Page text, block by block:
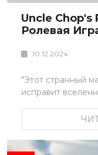
Uncle Chop's
Ролевая
10.12.2024
"Этот странный
исправит